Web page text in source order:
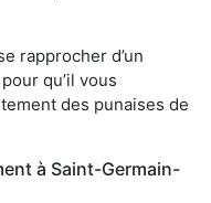
rapprocher d’un
qu’il vous
des punaises de
à Saint-Germain-